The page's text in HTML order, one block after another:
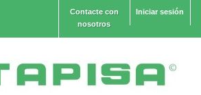
Iniciar sesión
Contacte con
nosotros